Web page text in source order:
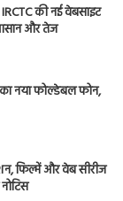
की नई वेबसाइट
और तेज
नया फोल्डेबल फोन,
फिल्में और वेब सीरीज